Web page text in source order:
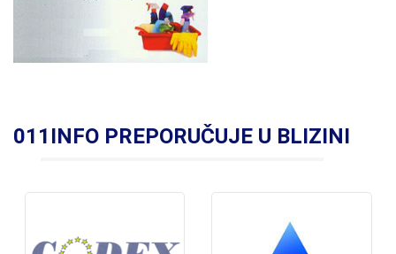
011INFO PREPORUČUJE U BLIZINI